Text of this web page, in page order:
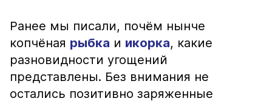
Ранее мы писали, почём нынче
копчёная рыбка и икорка, какие
разновидности угощений
представлены. Без внимания не
остались позитивно заряженные